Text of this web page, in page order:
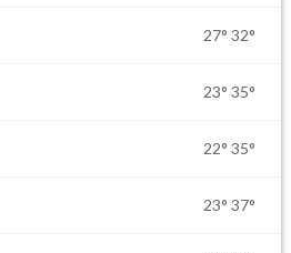
27° 32°
23° 35°
22° 35°
23° 37°